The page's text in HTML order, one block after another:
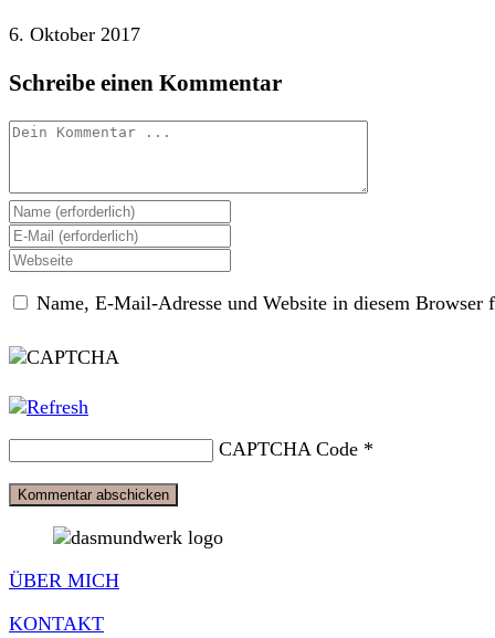
6. Oktober 2017
Schreibe einen Kommentar
Kommentieren
Gib
deinen
Namen
oder
Benutzernamen
Kommentieren
ein
Gib
deine
E-
Mail-
zum
ein
Gib
Website-
ein
Name, E-Mail-Adresse und Website in diesem Browser
CAPTCHA Code *
ÜBER MICH
KONTAKT